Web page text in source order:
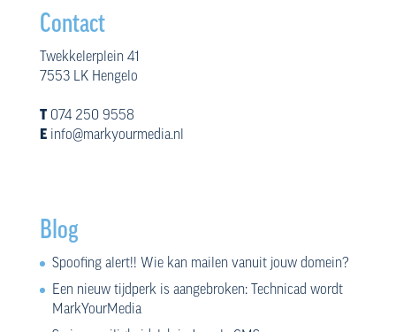
Contact
Twekkelerplein 41
7553 LK Hengelo
T074 250 9558
Einfo@markyourmedia.nl
Blog
Spoofing alert!! Wie kan mailen vanuit jouw domein?
Een nieuw tijdperk is aangebroken: Technicad wordt
MarkYourMedia